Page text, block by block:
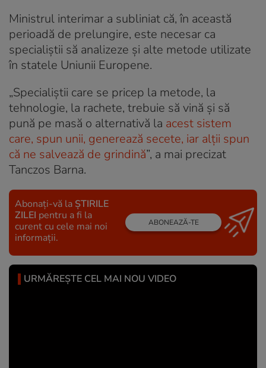
Ministrul interimar a subliniat că, în această
perioadă de prelungire, este necesar ca
specialiștii să analizeze și alte metode utilizate
în statele Uniunii Europene.
„Specialiștii care se pricep la metode, la
tehnologie, la rachete, trebuie să vină și să
pună pe masă o alternativă la acest sistem
care, spun unii, generează secete, iar alții spun
că ne salvează de grindină”, a mai precizat
Tanczos Barna.
Abonați-vă la ȘTIRILE
ZILEI pentru a fi la
curent cu cele mai noi
informații.
ABONEAZĂ-TE
URMĂREȘTE CEL MAI NOU VIDEO